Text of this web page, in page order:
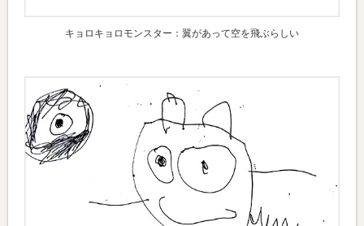
キョロキョロモンスター：翼があって空を飛ぶらしい